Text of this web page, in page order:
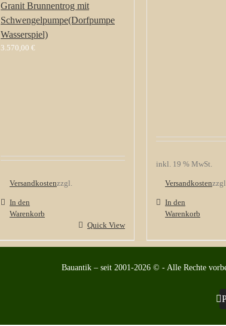
Granit Brunnentrog mit
Schwengelpumpe(Dorfpumpe
Wasserspiel)
3.570,00 €
zzgl.
Versandkosten
In den
Warenkorb
Quick View
inkl. 19 % MwSt.
Versandkosten
In den
Warenkorb
Bauantik – seit 2001-2026 © - Alle Rechte